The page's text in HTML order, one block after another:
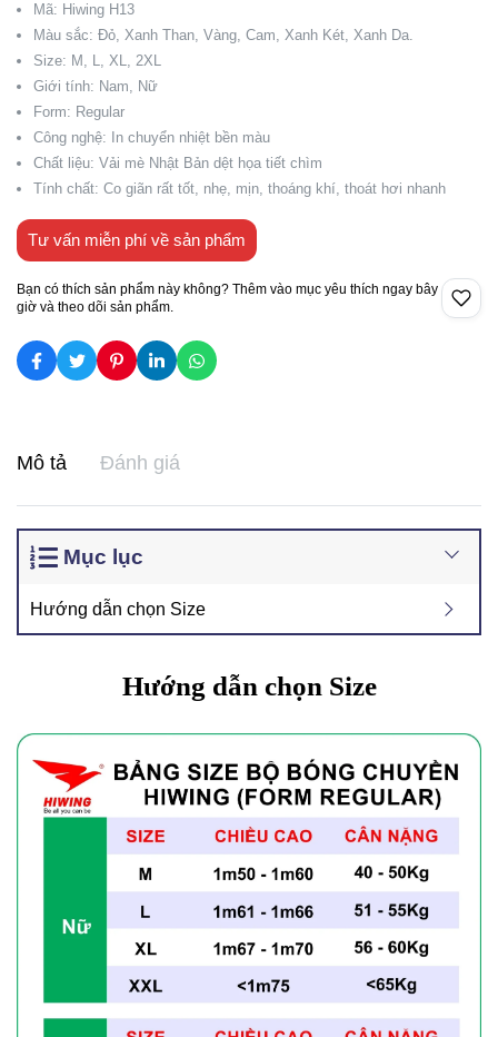
Mã: Hiwing H13
Màu sắc: Đỏ, Xanh Than, Vàng, Cam, Xanh Két, Xanh Da.
Size: M, L, XL, 2XL
Giới tính: Nam, Nữ
Form: Regular
Công nghệ: In chuyển nhiệt bền màu
Chất liệu: Vải mè Nhật Bản dệt họa tiết chìm
Tính chất: Co giãn rất tốt, nhẹ, mịn, thoáng khí, thoát hơi nhanh
Tư vấn miễn phí về sản phẩm
Bạn có thích sản phẩm này không? Thêm vào mục yêu thích ngay bây
giờ và theo dõi sản phẩm.
Mô tả Đánh giá
Mục lục
Hướng dẫn chọn Size
Hướng dẫn chọn Size